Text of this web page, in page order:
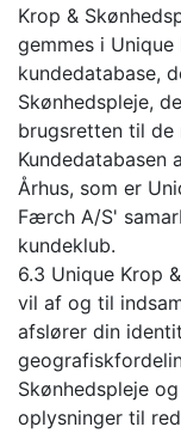
Krop &
gemmes i Unique
kundedatabase,
Skønhedspleje,
brugsretten til de
Kundedatabasen
Århus, som er
Færch A/S'
kundeklub.
6.3 Unique Krop
vil af og til
afslører din
Skønhedspleje
oplysninger til